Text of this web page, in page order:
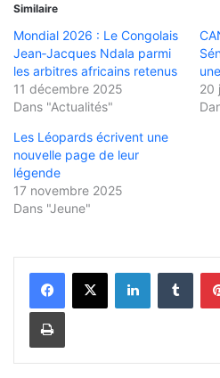
Similaire
Mondial 2026 : Le Congolais
Jean‑Jacques Ndala parmi
les arbitres africains retenus
11 décembre 2025
Dans "Actualités"
20
Les Léopards écrivent une
nouvelle page de leur
légende
17 novembre 2025
Dans "Jeune"